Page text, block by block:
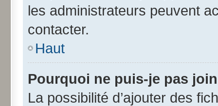
les administrateurs peuvent
contacter.
Haut
Pourquoi ne puis-je pas
La possibilité d’ajouter des